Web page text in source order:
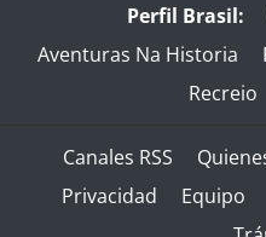
Perfil Brasil:
Aventuras Na Historia
Recreio
Canales RSS
Privacidad
Equipo